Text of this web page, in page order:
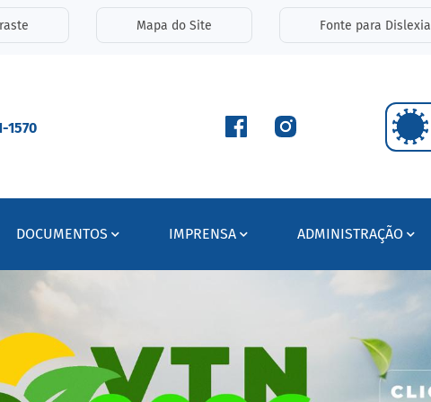
de acessibilidade
Mapa do Site Fonte para Dislexia
1570
DOCUMENTOS IMPRENSA ADMINISTRAÇÃO